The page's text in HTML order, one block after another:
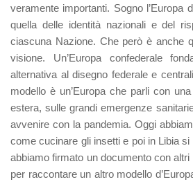
veramente importanti. Sogno l’Europa
quella delle identità nazionali e del
ciascuna Nazione. Che però è anche
visione. Un’Europa confederale
alternativa al disegno federale e
modello è un’Europa che parli con
estera, sulle grandi emergenze
avvenire con la pandemia. Oggi
come cucinare gli insetti e poi in Libia
abbiamo firmato un documento con
per raccontare un altro modello